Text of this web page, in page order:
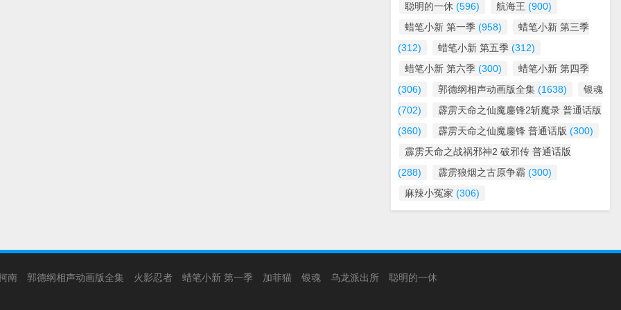
聪明的一休 (596) 航海王 (900)
蜡笔小新 第一季 (958)
蜡笔小新 第三季
(312)
蜡笔小新 第五季 (312)
蜡笔小新 第六季 (300)
蜡笔小新 第四季
(306)
郭德纲相声动画版全集 (1638)
银魂
(702)
霹雳天命之仙魔鏖锋2斩魔录 普通话版
(360)
霹雳天命之仙魔鏖锋 普通话版 (300)
霹雳天命之战祸邪神2 破邪传 普通话版
(288)
霹雳狼烟之古原争霸 (300)
麻辣小冤家 (306)
南 郭德纲相声动画版全集 火影忍者 蜡笔小新 第一季 加菲猫 银魂 乌龙派出所 聪明的一休